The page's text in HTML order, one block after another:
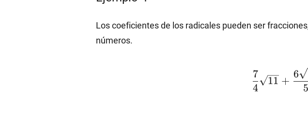
Los coeficientes de los radicales pueden ser
números.
4
7
11 +
5
6